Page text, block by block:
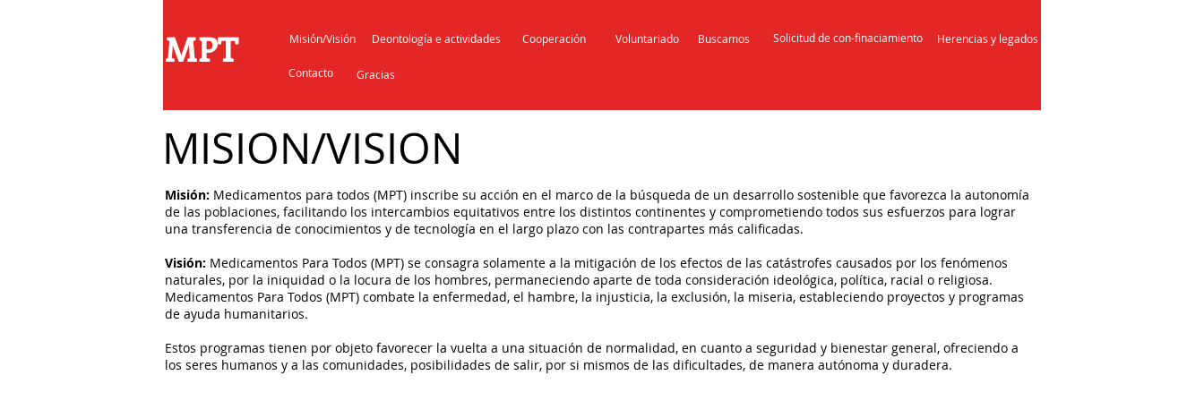
MPT
Contacto
Misión/Visión Deontología e actividades
Gracias
Cooperación Voluntariado Buscamos Solicitud de con-finaciamiento Herencias y legados
MISION/VISION
Misión: Medicamentos para todos (MPT) inscribe su acción en el marco de la búsqueda de un desarrollo sostenible que favorezca la autonomía
de las poblaciones, facilitando los intercambios equitativos entre los distintos continentes y comprometiendo todos sus esfuerzos para lograr
una transferencia de conocimientos y de tecnología en el largo plazo con las contrapartes más calificadas.
Visión: Medicamentos Para Todos (MPT) se consagra solamente a la mitigación de los efectos de las catástrofes causados por los fenómenos
naturales, por la iniquidad o la locura de los hombres, permaneciendo aparte de toda consideración ideológica, política, racial o religiosa.
Medicamentos Para Todos (MPT) combate la enfermedad, el hambre, la injusticia, la exclusión, la miseria, estableciendo proyectos y programas
de ayuda humanitarios.
Estos programas tienen por objeto favorecer la vuelta a una situación de normalidad, en cuanto a seguridad y bienestar general, ofreciendo a
los seres humanos y a las comunidades, posibilidades de salir, por si mismos de las dificultades, de manera autónoma y duradera.